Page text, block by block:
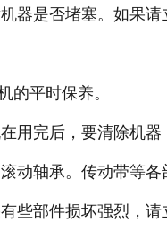
器是否堵塞。如果请
的平时保养。
用完后，要清除机器
动轴承。传动带等各
些部件损坏强烈，请